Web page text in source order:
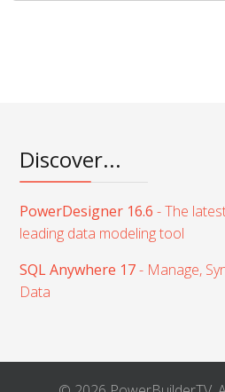
Discover...
PowerDesigner 16.6 - The
leading data modeling tool
SQL Anywhere 17- Manage,
Data